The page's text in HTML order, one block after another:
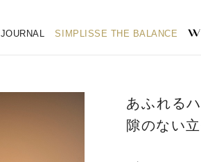
JOURNAL SIMPLISSE THE BALANCE
あふれる
隙のない立